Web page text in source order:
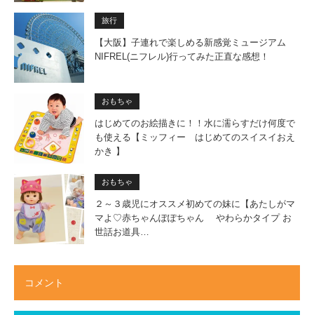
旅行
【大阪】子連れで楽しめる新感覚ミュージアム
NIFREL(ニフレル)行ってみた正直な感想！
おもちゃ
はじめてのお絵描きに！！水に濡らすだけ何度で
も使える【ミッフィー はじめてのスイスイおえ
かき 】
おもちゃ
２～３歳児にオススメ初めての妹に【あたしがマ
マよ♡赤ちゃんぽぽちゃん やわらかタイプ お
世話お道具…
コメント